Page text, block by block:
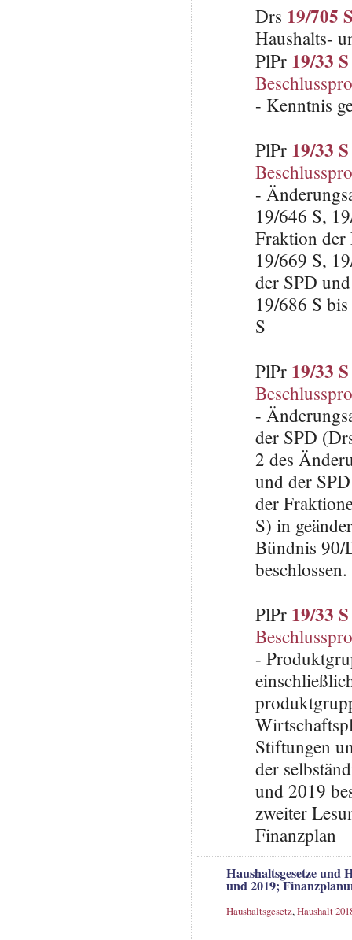
Drs 19/705
Haushalts-
PlPr 19/33 S
- Kenntnis
PlPr 19/33 S
-
19/646 S,
Fraktion der
19/669 S,
der SPD
19/686 S
S
PlPr 19/33 S
-
der SPD
2 des
und der
der
S) in
Bündnis 90/
PlPr 19/33 S
-
Stiftungen
der
und 2019
zweiter
Finanzplan
Haushaltsgesetze und
und 2019;
Haushaltsgesetz,Haushalt